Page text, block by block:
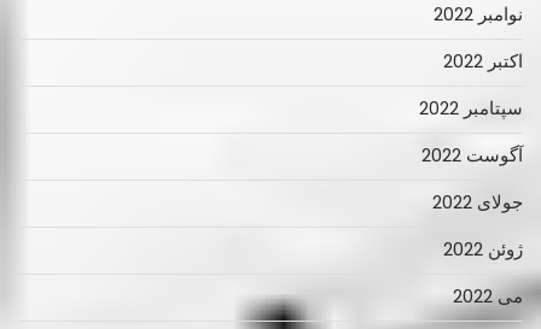
نوامبر 2022
اکتبر 2022
سپتامبر 2022
آگوست 2022
جولای 2022
ژوئن 2022
می 2022